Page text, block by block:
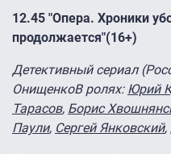
12.45 "Опера. Хроники
продолжается"(16+)
Детективный сериал
ОнищенкоВ ролях: Юрий
Тарасов, Борис
Паули, Сергей Янковский,